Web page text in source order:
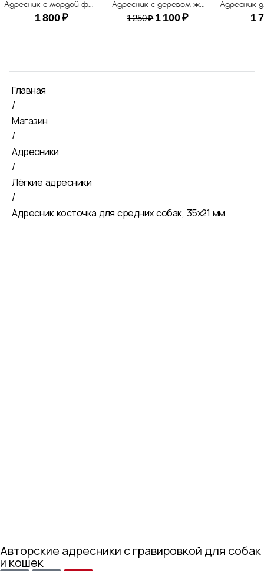
Адресник с мордой французского бульдога
1 800₽
Адресник с деревом жизни
1 250₽ 1 100₽ 1
Главная
/
Магазин
/
Адресники
/
Лёгкие адресники
/
Адресник косточка для средних собак, 35х21 мм
Авторские адресники с гравировкой для собак
и кошек